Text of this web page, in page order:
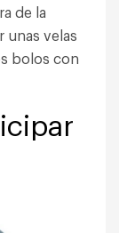
de la
unas velas
bolos con